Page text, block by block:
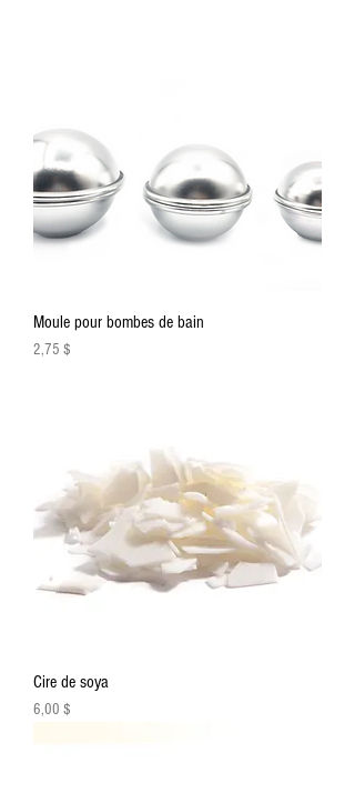
Moule pour bombes de bain
Prix
2,75 $
Cire de soya
Prix
6,00 $